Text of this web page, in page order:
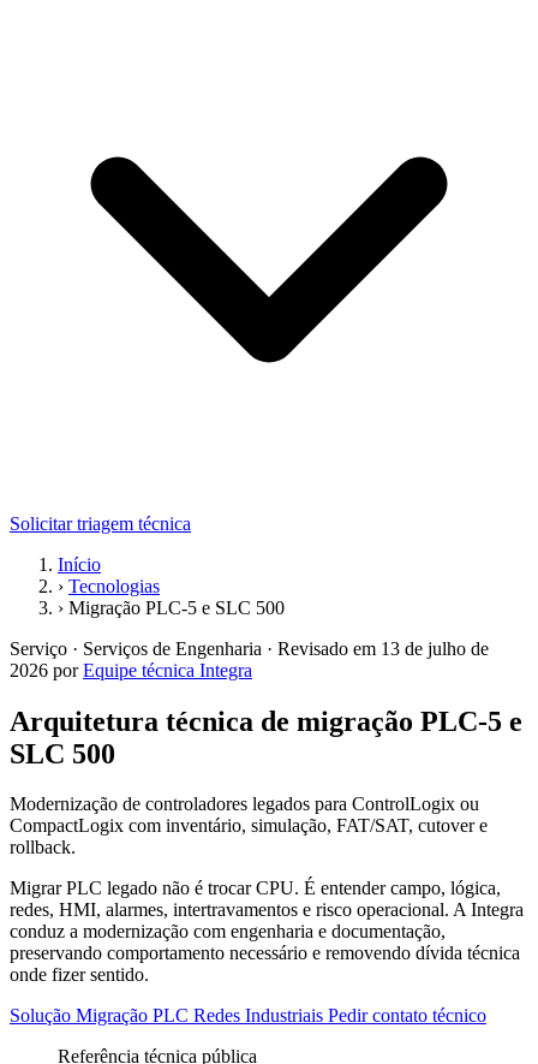
Solicitar triagem técnica
Início
› Tecnologias
› Migração PLC-5 e SLC 500
Serviço · Serviços de Engenharia · Revisado em 13 de julho de
2026 porEquipe técnica Integra
Arquitetura técnica de migração PLC-5 e
SLC 500
Modernização de controladores legados para ControlLogix ou
CompactLogix com inventário, simulação, FAT/SAT, cutover e
rollback.
Migrar PLC legado não é trocar CPU. É entender campo, lógica,
redes, HMI, alarmes, intertravamentos e risco operacional. A Integra
conduz a modernização com engenharia e documentação,
preservando comportamento necessário e removendo dívida técnica
onde fizer sentido.
Solução Migração PLC Redes Industriais Pedir contato técnico
Referência técnica pública